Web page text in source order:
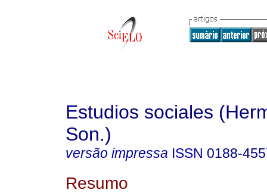
Estudios sociales
Son.)
versão impressa ISSN 0188-
Resumo